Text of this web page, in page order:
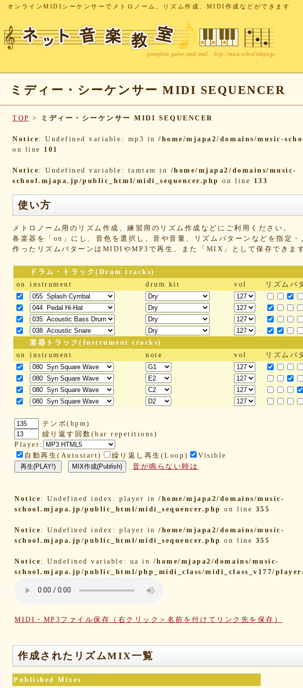
オンラインMIDIシーケンサーでメトロノーム、リズム作成、MIDI作成などができます
ミディー・シーケンサー MIDI SEQUENCER
TOP > ミディー・シーケンサー MIDI SEQUENCER
Notice : Undefined variable: mp3 in/home/mjapa2/domains/music-
on line 101
Notice : Undefined variable: tamtam in /home/mjapa2/domains/music-
school.mjapa.jp/public_html/midi_sequencer.php on line 133
使い方
メトロノーム用のリズム作成、練習用のリズム作成などにご利用ください。
各楽器を「on」にし、音色を選択し、音や音量、リズムパターンなどを指定・
作ったリズムパターンはMIDIやMP3で再生、また「MIX」として保存できま
ドラム・トラック(Drum tracks)
on
instrument drum kit vol リズムパ
楽器トラック(Instrument tracks)
on
instrument note vol リズムパ
テンポ(bpm)
繰り返す回数(bar repetitions)
Player:
自動再生(Autostart)
繰り返し再生(Loop)
Visible
音が鳴らない時は
Notice : Undefined index: player in/home/mjapa2/domains/music-
school.mjapa.jp/public_html/midi_sequencer.php on line 355
Notice : Undefined index: player in/home/mjapa2/domains/music-
school.mjapa.jp/public_html/midi_sequencer.php on line 355
Notice : Undefined variable: ua in /home/mjapa2/domains/music-
school.mjapa.jp/public_html/php_midi_class/midi_class_v177/
MIDI・MP3ファイル保存（右クリック＞名前を付けてリンク先を保存）
作成されたリズムMIX一覧
Published Mixes